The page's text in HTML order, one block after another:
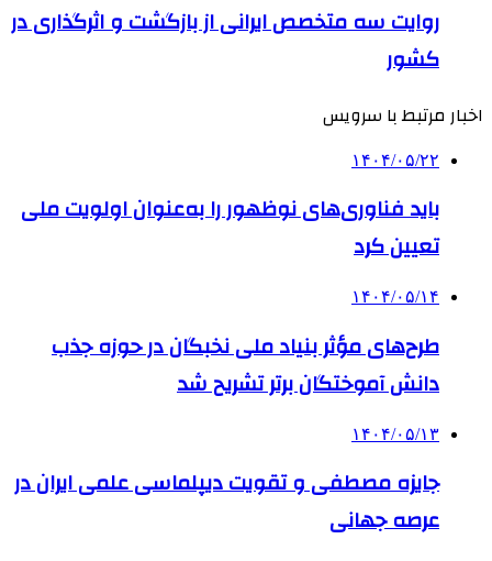
روایت سه متخصص ایرانی از بازگشت و اثرگذاری در
کشور
اخبار مرتبط با سرویس
۱۴۰۴/۰۵/۲۲
باید فناوری‌های نوظهور را به‌عنوان اولویت ملی
تعیین کرد
۱۴۰۴/۰۵/۱۴
طرح‌های مؤثر بنیاد ملی نخبگان در حوزه جذب
دانش آموختگان برتر تشریح شد
۱۴۰۴/۰۵/۱۳
جایزه مصطفی و تقویت دیپلماسی علمی ایران در
عرصه جهانی